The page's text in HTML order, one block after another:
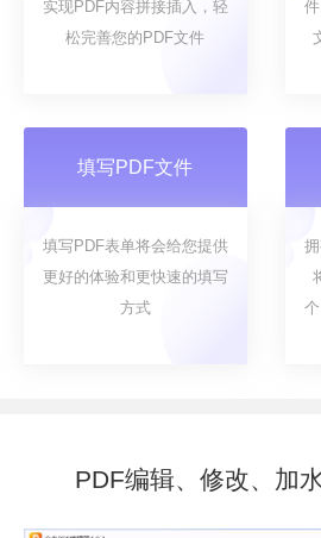
实现PDF内容拼接插入，轻
松完善您的PDF文件
填写PDF文件
填写PDF表单将会给您提供
更好的体验和更快速的填写
方式
PDF编辑、修改、加